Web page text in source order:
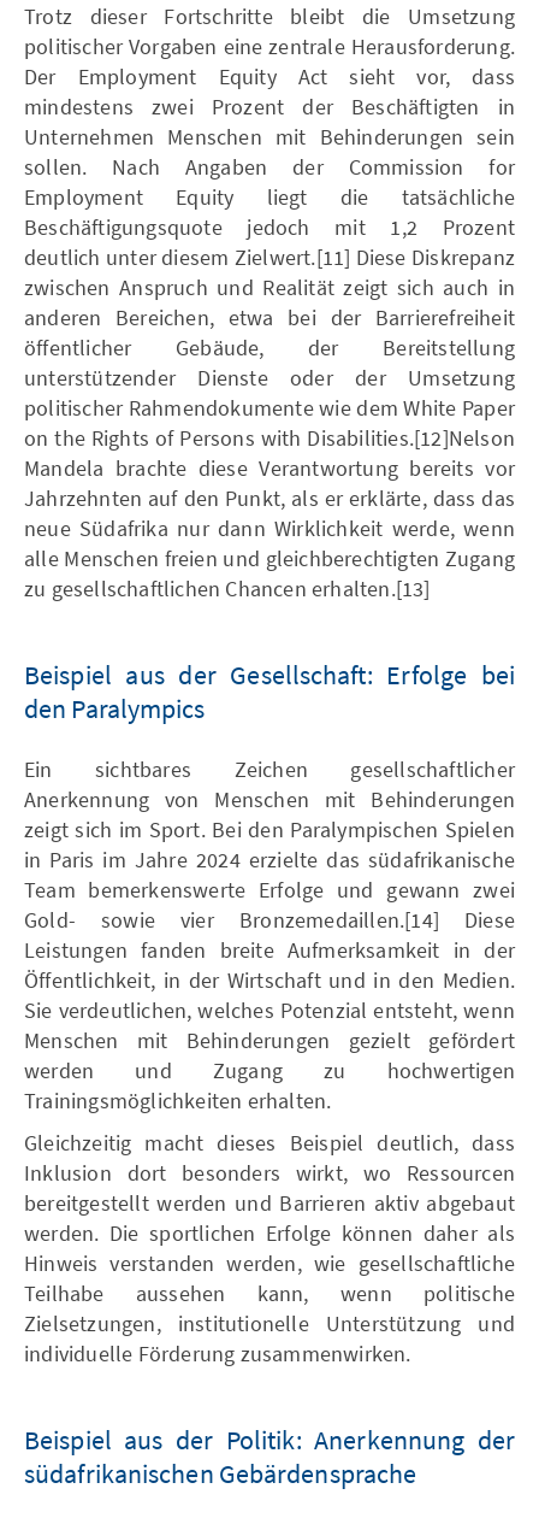
Trotz dieser Fortschritte bleibt die Umsetzung
politischer Vorgaben eine zentrale Herausforderung.
Der Employment Equity Act sieht vor, dass
mindestens zwei Prozent der Beschäftigten in
Unternehmen Menschen mit Behinderungen sein
sollen. Nach Angaben der Commission for
Employment Equity liegt die tatsächliche
Beschäftigungsquote jedoch mit 1,2 Prozent
deutlich unter diesem Zielwert.[11] Diese Diskrepanz
zwischen Anspruch und Realität zeigt sich auch in
anderen Bereichen, etwa bei der Barrierefreiheit
öffentlicher Gebäude, der Bereitstellung
unterstützender Dienste oder der Umsetzung
politischer Rahmendokumente wie dem White Paper
on the Rights of Persons with Disabilities.[12]Nelson
Mandela brachte diese Verantwortung bereits vor
Jahrzehnten auf den Punkt, als er erklärte, dass das
neue Südafrika nur dann Wirklichkeit werde, wenn
alle Menschen freien und gleichberechtigten Zugang
zu gesellschaftlichen Chancen erhalten.[13]
Beispiel aus der Gesellschaft: Erfolge bei
den Paralympics
Ein sichtbares Zeichen gesellschaftlicher
Anerkennung von Menschen mit Behinderungen
zeigt sich im Sport. Bei den Paralympischen Spielen
in Paris im Jahre 2024 erzielte das südafrikanische
Team bemerkenswerte Erfolge und gewann zwei
Gold- sowie vier Bronzemedaillen.[14] Diese
Leistungen fanden breite Aufmerksamkeit in der
Öffentlichkeit, in der Wirtschaft und in den Medien.
Sie verdeutlichen, welches Potenzial entsteht, wenn
Menschen mit Behinderungen gezielt gefördert
werden und Zugang zu hochwertigen
Trainingsmöglichkeiten erhalten.
Gleichzeitig macht dieses Beispiel deutlich, dass
Inklusion dort besonders wirkt, wo Ressourcen
bereitgestellt werden und Barrieren aktiv abgebaut
werden. Die sportlichen Erfolge können daher als
Hinweis verstanden werden, wie gesellschaftliche
Teilhabe aussehen kann, wenn politische
Zielsetzungen, institutionelle Unterstützung und
individuelle Förderung zusammenwirken.
Beispiel aus der Politik: Anerkennung der
südafrikanischen Gebärdensprache